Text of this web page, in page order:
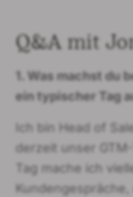
Q&A mit
1. Was machst du
ein typischer Tag
Ich bin Head of
derzeit unser
Tag mache ich